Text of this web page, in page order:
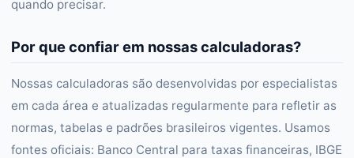
quando precisar.
Por que confiar em nossas calculadoras?
Nossas calculadoras são desenvolvidas por especialistas
em cada área e atualizadas regularmente para refletir as
normas, tabelas e padrões brasileiros vigentes. Usamos
fontes oficiais: Banco Central para taxas financeiras, IBGE